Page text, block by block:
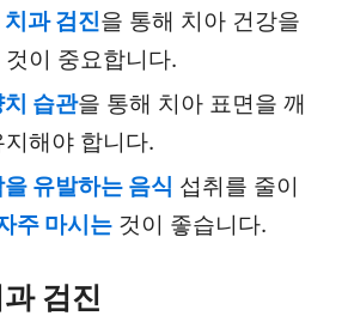
과 검진을 통해 치아 건강을
이 중요합니다.
습관을 통해 치아 표면을 깨
해야 합니다.
유발하는 음식 섭취를 줄이
주 마시는 것이 좋습니다.
검진